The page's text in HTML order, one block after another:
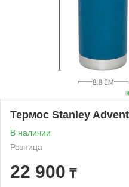
Термос Stanley
В наличии
Розница
22 900 ₸